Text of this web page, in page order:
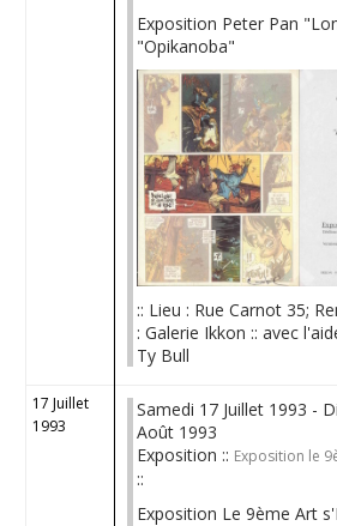
Exposition Peter Pan
"Opikanoba"
:: Lieu : Rue Carnot 35;
: Galerie Ikkon :: avec
Ty Bull
17 Juillet
1993
Samedi 17 Juillet 1993 -
Août 1993
Exposition :: Exposition le
::
Exposition Le 9ème Art